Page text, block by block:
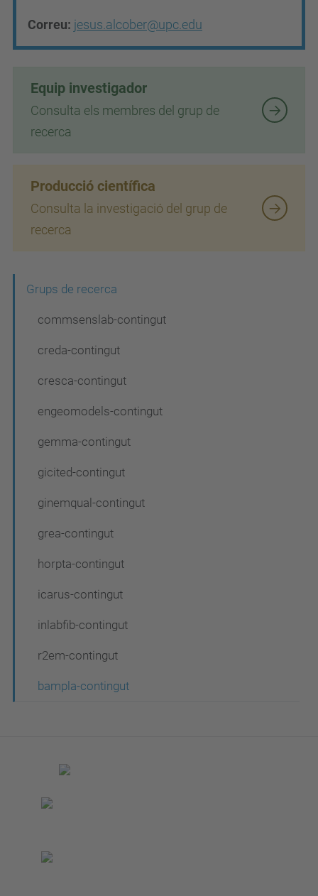
Correu: jesus.alcober@upc.edu
Equip investigador
Consulta els membres del grup de
recerca
Producció científica
Consulta la investigació del grup de
recerca
Grups de recerca
commsenslab-contingut
creda-contingut
cresca-contingut
engeomodels-contingut
gemma-contingut
gicited-contingut
ginemqual-contingut
grea-contingut
horpta-contingut
icarus-contingut
inlabfib-contingut
r2em-contingut
bampla-contingut